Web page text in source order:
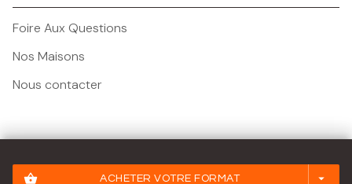
shopping_basket ACHETER VOTRE FORMAT arrow_drop_down
Foire Aux Questions
Nos Maisons
Nous contacter
Mentions légales